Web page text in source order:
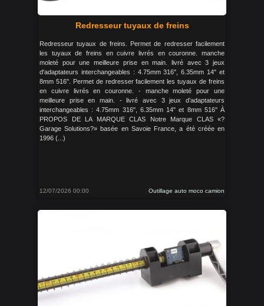
Redresseur tuyaux de freins
Redresseur tuyaux de freins. Permet de redresser facilement
les tuyaux de freins en cuivre livrés en couronne. manche
moleté pour une meilleure prise en main. livré avec 3 jeux
d'adaptateurs interchangeables : 4.75mm 316", 6.35mm 14" et
8mm 516". Permet de redresser facilement les tuyaux de freins
en cuivre livrés en couronne. - manche moleté pour une
meilleure prise en main. - livré avec 3 jeux d’adaptateurs
interchangeables : 4.75mm 316", 6.35mm 14" et 8mm 516" À
PROPOS DE LA MARQUE CLAS Notre Marque CLAS «?
Garage Solutions?» basée en Savoie France, a été créée en
1996 (...)
12/07/2026 00:00 Outillage auto moco camion